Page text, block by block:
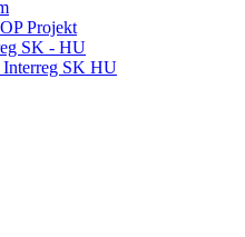
Projekt
SK - HU
SK HU